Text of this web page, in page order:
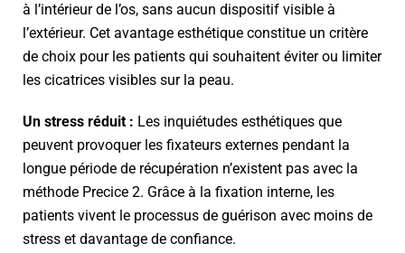
à l’intérieur de l’os, sans aucun dispositif visible à
l’extérieur. Cet avantage esthétique constitue un critère
de choix pour les patients qui souhaitent éviter ou limiter
les cicatrices visibles sur la peau.
Un stress réduit : Les inquiétudes esthétiques que
peuvent provoquer les fixateurs externes pendant la
longue période de récupération n’existent pas avec la
méthode Precice 2. Grâce à la fixation interne, les
patients vivent le processus de guérison avec moins de
stress et davantage de confiance.